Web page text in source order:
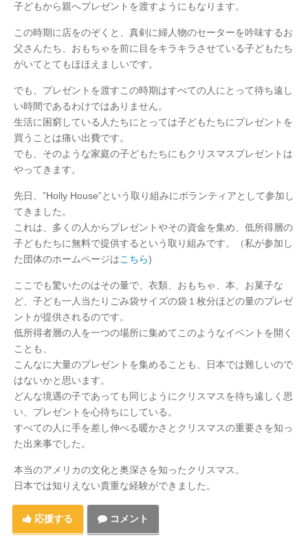
子どもから親へプレゼントを渡すようにもなります。
この時期に店をのぞくと、真剣に婦人物のセーターを吟味するお
父さんたち、おもちゃを前に目をキラキラさせている子どもたち
がいてとてもほほえましいです。
でも、プレゼントを渡すこの時期はすべての人にとって待ち遠し
い時間であるわけではありません。
生活に困窮している人たちにとっては子どもたちにプレゼントを
買うことは痛い出費です。
でも、そのような家庭の子どもたちにもクリスマスプレゼントは
やってきます。
先日、”Holly House”という取り組みにボランティアとして参加し
てきました。
これは、多くの人からプレゼントやその資金を集め、低所得層の
子どもたちに無料で提供するという取り組みです。（私が参加し
た団体のホームページはこちら)
ここでも驚いたのはその量で、衣類、おもちゃ、本、お菓子な
ど、子ども一人当たりごみ袋サイズの袋１枚分ほどの量のプレゼ
ントが提供されるのです。
低所得者層の人を一つの場所に集めてこのようなイベントを開く
ことも、
こんなに大量のプレゼントを集めることも、日本では難しいので
はないかと思います。
どんな境遇の子であっても同じようにクリスマスを待ち遠しく思
い、プレゼントを心待ちにしている。
すべての人に手を差し伸べる暖かさとクリスマスの重要さを知っ
た出来事でした。
本当のアメリカの文化と奥深さを知ったクリスマス。
日本では知りえない貴重な経験ができました。
応援する コメント